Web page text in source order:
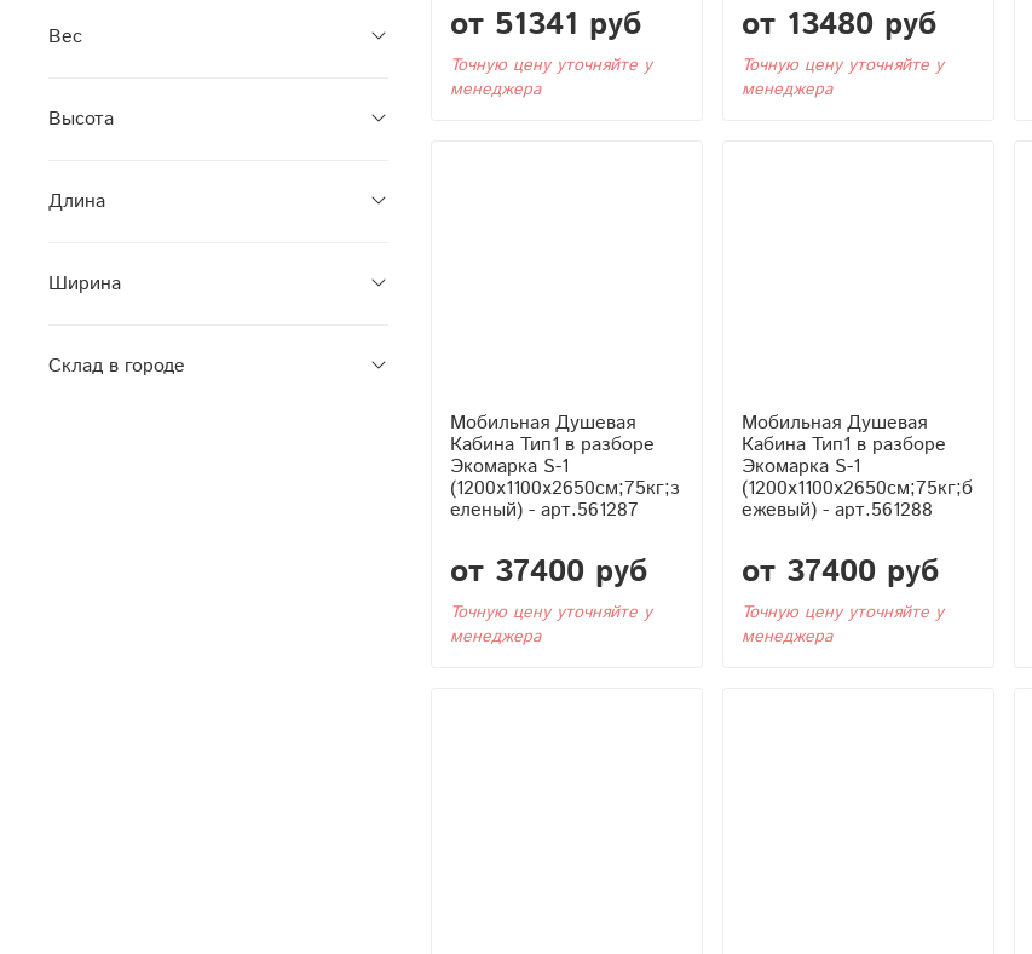
от 51341 руб
Точную цену уточняйте у
менеджера
от 13480 руб
Точную цену уточняйте у
менеджера
Мобильная Душевая
Кабина Тип1 в разборе
Экомарка S-1
(1200x1100x2650см;75кг;з
еленый) - арт.561287
от 37400 руб
Точную цену уточняйте у
менеджера
Мобильная Душевая
Кабина Тип1 в разборе
Экомарка S-1
(1200x1100x2650см;75кг;б
ежевый) - арт.561288
от 37400 руб
Точную цену уточняйте у
менеджера
Вес
Высота
Длина
Ширина
Склад в городе